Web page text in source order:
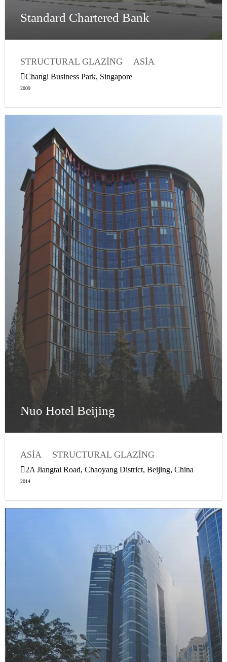
Standard Chartered Bank
STRUCTURAL GLAZING
ASIA
WEATHER SEALING
Changi Business Park, Singapore
2009
Nuo Hotel Beijing
ASIA STRUCTURAL GLAZING
2A Jiangtai Road, Chaoyang District, Beijing, China
2014